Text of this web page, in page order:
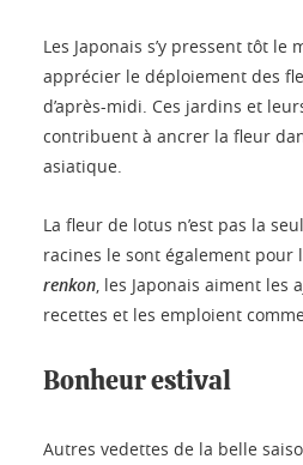
Les Japonais s’y pressent tôt le
apprécier le déploiement des
d’après-midi. Ces jardins et
contribuent à ancrer la fleur
asiatique.
La fleur de lotus n’est pas la
racines le sont également pour
renkon , les Japonais aiment
recettes et les emploient
Bonheur estival
Autres vedettes de la belle